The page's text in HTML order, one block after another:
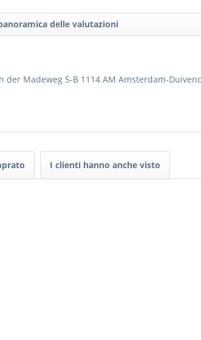
delle valutazioni
Madeweg 5-B 1114 AM Amsterdam-
I clienti hanno anche visto